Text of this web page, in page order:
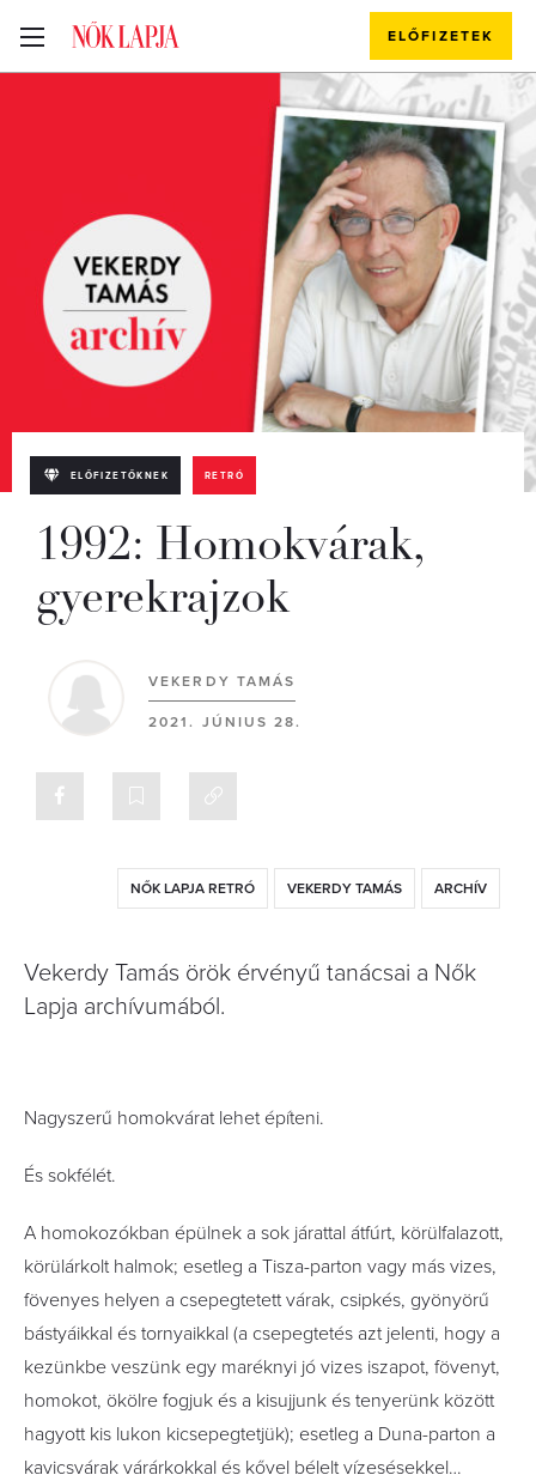
ELŐFIZETEK
ELŐFIZETŐKNEK RETRÓ
1992: Homokvárak,
gyerekrajzok
VEKERDY TAMÁS
2021. JÚNIUS 28.
NŐK LAPJA RETRÓ VEKERDY TAMÁS ARCHÍV
Vekerdy Tamás örök érvényű tanácsai a Nők
Lapja archívumából.
Nagyszerű homokvárat lehet építeni.
És sokfélét.
A homokozókban épülnek a sok járattal átfúrt, körülfalazott,
körülárkolt halmok; esetleg a Tisza-parton vagy más vizes,
fövenyes helyen a csepegtetett várak, csipkés, gyönyörű
bástyáikkal és tornyaikkal (a csepegtetés azt jelenti, hogy a
kezünkbe veszünk egy maréknyi jó vizes iszapot, fövenyt,
homokot, ökölre fogjuk és a kisujjunk és tenyerünk között
hagyott kis lukon kicsepegtetjük); esetleg a Duna-parton a
kavicsvárak várárkokkal és kővel bélelt vízesésekkel…